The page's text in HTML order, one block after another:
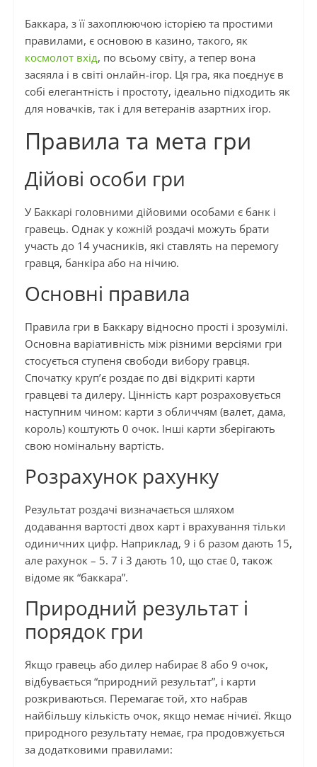
Баккара, з її захоплюючою історією та простими
правилами, є основою в казино, такого, як
космолот вхід, по всьому світу, а тепер вона
засяяла і в світі онлайн-ігор. Ця гра, яка поєднує в
собі елегантність і простоту, ідеально підходить як
для новачків, так і для ветеранів азартних ігор.
Правила та мета гри
Дійові особи гри
У Баккарі головними дійовими особами є банк і
гравець. Однак у кожній роздачі можуть брати
участь до 14 учасників, які ставлять на перемогу
гравця, банкіра або на нічию.
Основні правила
Правила гри в Баккару відносно прості і зрозумілі.
Основна варіативність між різними версіями гри
стосується ступеня свободи вибору гравця.
Спочатку круп’є роздає по дві відкриті карти
гравцеві та дилеру. Цінність карт розраховується
наступним чином: карти з обличчям (валет, дама,
король) коштують 0 очок. Інші карти зберігають
свою номінальну вартість.
Розрахунок рахунку
Результат роздачі визначається шляхом
додавання вартості двох карт і врахування тільки
одиничних цифр. Наприклад, 9 і 6 разом дають 15,
але рахунок – 5. 7 і 3 дають 10, що стає 0, також
відоме як “баккара”.
Природний результат і
порядок гри
Якщо гравець або дилер набирає 8 або 9 очок,
відбувається “природний результат”, і карти
розкриваються. Перемагає той, хто набрав
найбільшу кількість очок, якщо немає нічиєї. Якщо
природного результату немає, гра продовжується
за додатковими правилами: